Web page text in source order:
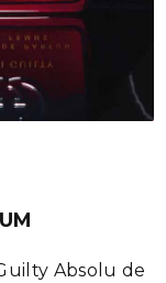
Absolu de